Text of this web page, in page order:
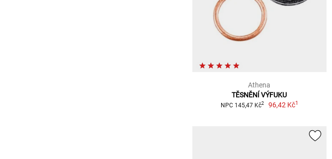
Athena
TĚSNĚNÍ VÝFUKU
NPC 145,47 Kč2 96,42 Kč1